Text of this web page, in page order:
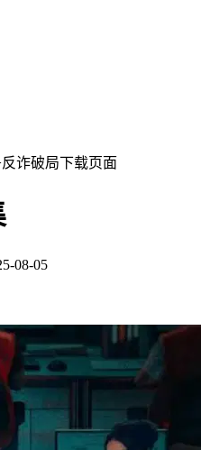
诈破局下载页面
08-05